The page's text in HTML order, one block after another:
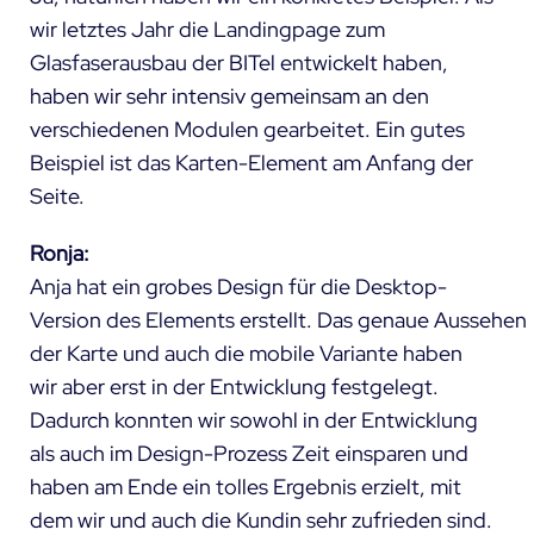
wir letztes Jahr die Landingpage zum
Glasfaserausbau der BITel entwickelt haben,
haben wir sehr intensiv gemeinsam an den
verschiedenen Modulen gearbeitet. Ein gutes
Beispiel ist das Karten-Element am Anfang der
Seite.
Ronja:
Anja hat ein grobes Design für die Desktop-
Version des Elements erstellt. Das genaue Aussehen
der Karte und auch die mobile Variante haben
wir aber erst in der Entwicklung festgelegt.
Dadurch konnten wir sowohl in der Entwicklung
als auch im Design-Prozess Zeit einsparen und
haben am Ende ein tolles Ergebnis erzielt, mit
dem wir und auch die Kundin sehr zufrieden sind.